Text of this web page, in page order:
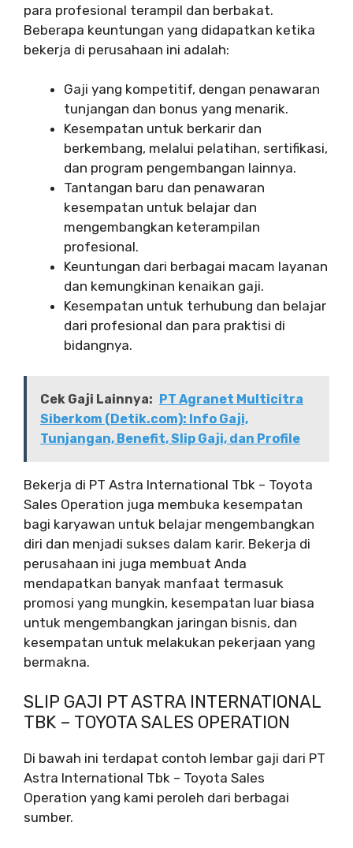
para profesional terampil dan berbakat.
Beberapa keuntungan yang didapatkan ketika
bekerja di perusahaan ini adalah:
Gaji yang kompetitif, dengan penawaran
tunjangan dan bonus yang menarik.
Kesempatan untuk berkarir dan
berkembang, melalui pelatihan, sertifikasi,
dan program pengembangan lainnya.
Tantangan baru dan penawaran
kesempatan untuk belajar dan
mengembangkan keterampilan
profesional.
Keuntungan dari berbagai macam layanan
dan kemungkinan kenaikan gaji.
Kesempatan untuk terhubung dan belajar
dari profesional dan para praktisi di
bidangnya.
Cek Gaji Lainnya: PT Agranet Multicitra
Siberkom (Detik.com): Info Gaji,
Tunjangan, Benefit, Slip Gaji, dan Profile
Bekerja di PT Astra International Tbk – Toyota
Sales Operation juga membuka kesempatan
bagi karyawan untuk belajar mengembangkan
diri dan menjadi sukses dalam karir. Bekerja di
perusahaan ini juga membuat Anda
mendapatkan banyak manfaat termasuk
promosi yang mungkin, kesempatan luar biasa
untuk mengembangkan jaringan bisnis, dan
kesempatan untuk melakukan pekerjaan yang
bermakna.
SLIP GAJI PT ASTRA INTERNATIONAL
TBK – TOYOTA SALES OPERATION
Di bawah ini terdapat contoh lembar gaji dari PT
Astra International Tbk – Toyota Sales
Operation yang kami peroleh dari berbagai
sumber.